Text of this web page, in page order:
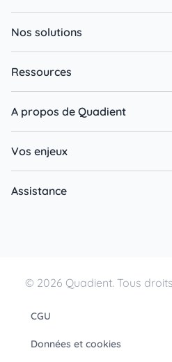
Nos solutions
Ressources
A propos de Quadient
Vos enjeux
Assistance
© 2026 Quadient. Tous
CGU
Données et cookies